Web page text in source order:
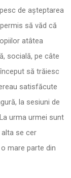
de așteptarea
să văd că
atâtea
socială, pe câte
să trăiesc
satisfăcute
la sesiuni de
urma urmei sunt
se cer
mare parte din